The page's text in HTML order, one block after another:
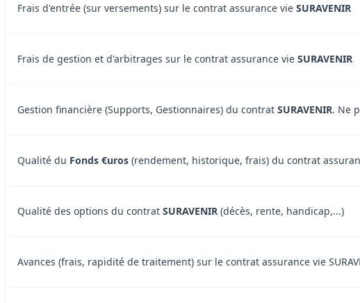
Frais d'entrée (sur versements) sur le contrat assurance vie SURAVENIR
Frais de gestion et d'arbitrages sur le contrat assurance vie SURAVENIR
Gestion financière (Supports, Gestionnaires) du contrat SURAVENIR. Ne
Qualité du Fonds €uros (rendement, historique, frais) du contrat
Qualité des options du contrat SURAVENIR (décès, rente, handicap,...)
Avances (frais, rapidité de traitement) sur le contrat assurance vie